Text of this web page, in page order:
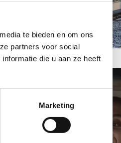
te bieden en om ons
partners voor social
die u aan ze heeft
Marketing